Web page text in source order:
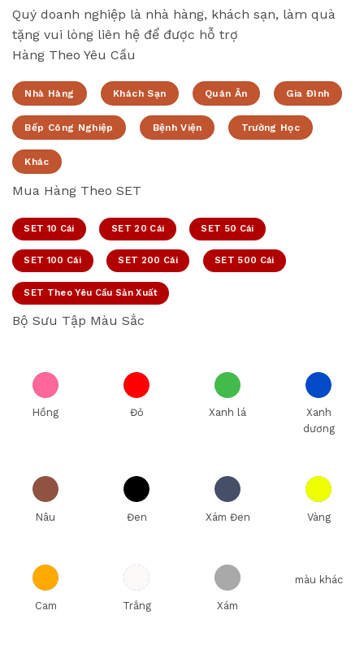
Quý doanh nghiệp là nhà hàng, khách sạn, làm quà
tặng vui lòng liên hệ để được hỗ trợ
Hàng Theo Yêu Cầu
Nhà Hàng Khách Sạn Quán Ăn Gia Đình
Bếp Công Nghiệp Bệnh Viện Trường Học
Khác
Mua Hàng Theo SET
SET 10 Cái SET 20 Cái SET 50 Cái
SET 100 Cái SET 200 Cái SET 500 Cái
SET Theo Yêu Cầu Sản Xuất
Bộ Sưu Tập Màu Sắc
Hồng Đỏ Xanh lá
Xanh
dương
Nâu Đen Xám Đen Vàng
Cam Trắng Xám
màu khác